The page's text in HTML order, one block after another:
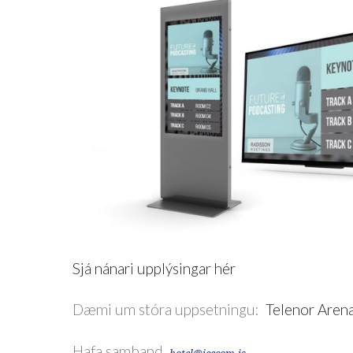
Sjá nánari upplýsingar hér
Dæmi um stóra uppsetningu: Telenor